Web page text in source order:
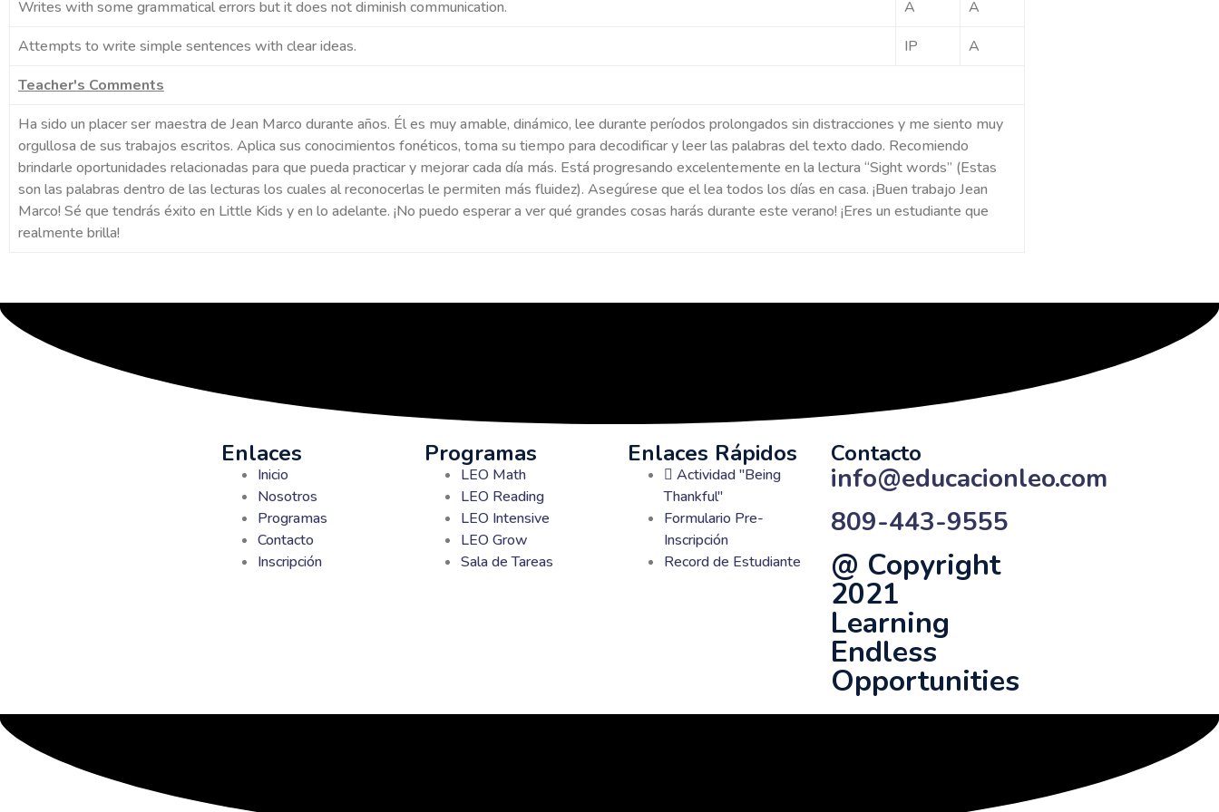
Writes with some grammatical errors but it does not diminish communication. A
A
Attempts to write simple sentences with clear ideas.
IP
A
Teacher's Comments
Ha sido un placer ser maestra de Jean Marco durante años. Él es muy amable, dinámico, lee durante períodos prolongados sin distracciones y me siento muy
orgullosa de sus trabajos escritos. Aplica sus conocimientos fonéticos, toma su tiempo para decodificar y leer las palabras del texto dado. Recomiendo
brindarle oportunidades relacionadas para que pueda practicar y mejorar cada día más. Está progresando excelentemente en la lectura “Sight words” (Estas
son las palabras dentro de las lecturas los cuales al reconocerlas le permiten más fluidez). Asegúrese que el lea todos los días en casa. ¡Buen trabajo Jean
Marco! Sé que tendrás éxito en Little Kids y en lo adelante. ¡No puedo esperar a ver qué grandes cosas harás durante este verano! ¡Eres un estudiante que
realmente brilla!
Enlaces
Inicio
Nosotros
Programas
Contacto
Inscripción
Programas
LEO Math
LEO Reading
LEO Intensive
LEO Grow
Sala de Tareas
Enlaces Rápidos
Actividad "Being
Thankful"
Formulario Pre-
Inscripción
Record de Estudiante
Contacto
info@educacionleo.com
809-443-9555
@ Copyright
2021
Learning
Endless
Opportunities